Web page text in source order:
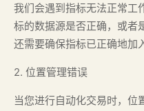
我们会遇到指标无法正常工
标的数据源是否正确，或者
还需要确保指标已正确地加
2. 位置管理错误
当您进行自动化交易时，位